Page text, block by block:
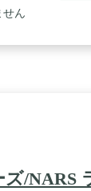
せん
ズ/NARS